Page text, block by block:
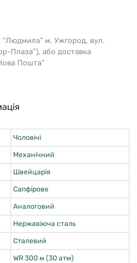
“Людмила” м. Ужгород, вул.
Плаза”), або доставка
Пошта”
Чоловічі
Механічний
Швейцарія
Сапфірове
Аналоговий
Нержавіюча сталь
Сталевий
WR 300 м (30 атм)